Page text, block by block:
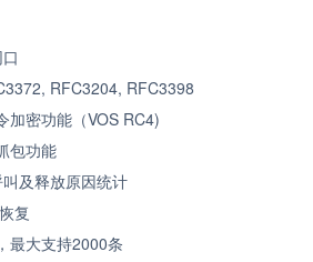
个千兆
RFC3204,
加密功能（VOS
置网络抓包
呼叫及释放原
恢
最大支持2000